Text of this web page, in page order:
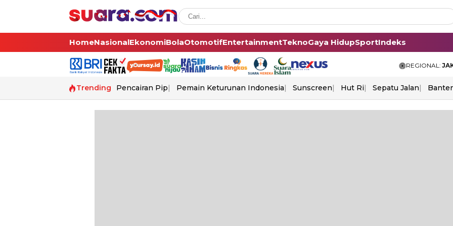
HomeNasionalEkonomiBolaOtomotifEntertainmentTeknoGaya HidupSportIndeks
REGIONAL:
Trending Pencairan Pip Pemain Keturunan Indonesia Sunscreen Hut Ri Sepatu Jalan